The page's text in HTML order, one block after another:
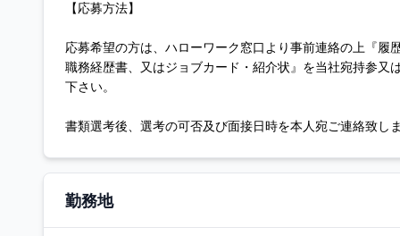
【応募方法】
応募希望の方は、ハローワーク窓口より事前連絡の上『履
職務経歴書、又はジョブカード・紹介状』を当社宛持参又
下さい。
書類選考後、選考の可否及び面接日時を本人宛ご連絡致しま
勤務地